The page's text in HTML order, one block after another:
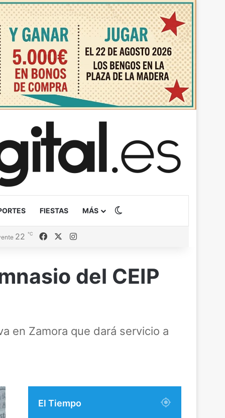
FIESTAS MÁS
22 ℃ FacebookInstagram
del CEIP
en Zamora que dará servicio a
El Tiempo